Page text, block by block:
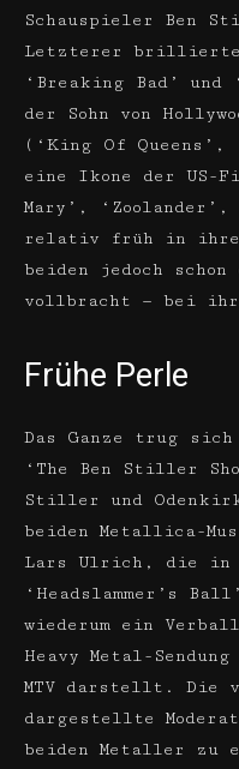
Schauspieler Ben
Letzterer
‘Breaking Bad’
der Sohn von
(‘King Of
eine Ikone der US-
Mary’,
relativ früh in
beiden jedoch
vollbracht — bei
Frühe Perle
Das Ganze trug
‘The Ben Stiller
Stiller und
beiden Metallica-
Lars Ulrich, die in
‘Headslammer’s
wiederum ein
Heavy Metal-
MTV darstellt. Die
dargestellte
beiden Metaller zu